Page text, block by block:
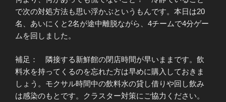
で次の対処方法も思い浮かぶというもんです。本日は20
名、あいにくと2名が途中離脱ながら、4チームで4分ゲー
ムを回しました。
補足： 隣接する新鮮館の閉店時間が早いままです。飲
料水を持ってくるのを忘れた方は早めに購入しておきま
しょう。モクサル時間中の飲料水の貸し借りや回し飲み
は感染のもとです。クラスター対策にご協力ください。